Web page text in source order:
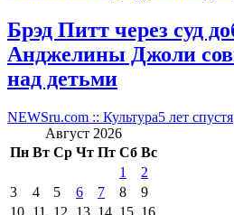
Брэд Питт через суд
Анджелины Джоли
над детьми
NEWSru.com :: Культура5 лет спустя
Август 2026
Пн Вт Ср Чт Пт Сб Вс
1
2
3
4 5 6 7 8
9
10 11 12 13 14 15 16